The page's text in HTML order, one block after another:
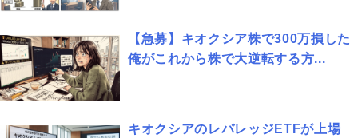
【急募】キオクシア株で300万損した
俺がこれから株で大逆転する方...
キオクシアのレバレッジETFが上場